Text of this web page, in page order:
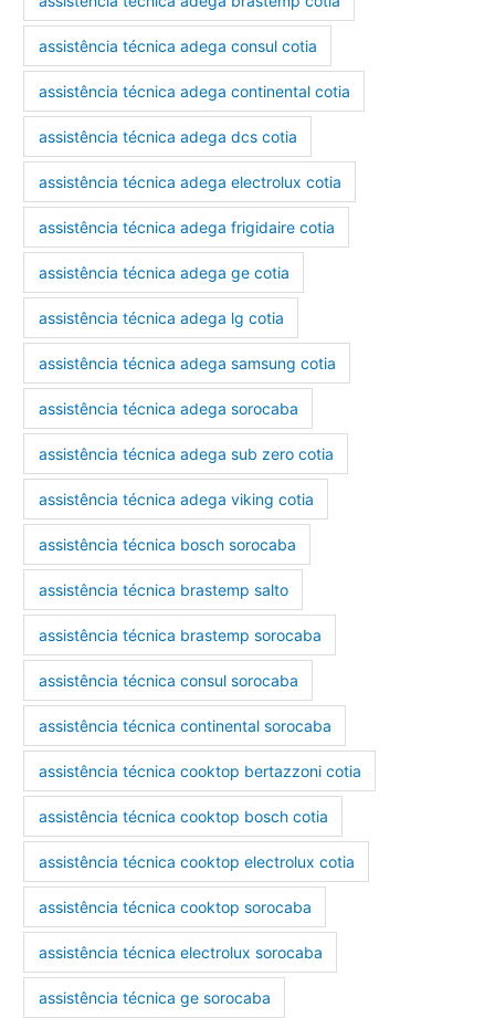
assistência técnica adega consul cotia
assistência técnica adega continental cotia
assistência técnica adega dcs cotia
assistência técnica adega electrolux cotia
assistência técnica adega frigidaire cotia
assistência técnica adega ge cotia
assistência técnica adega lg cotia
assistência técnica adega samsung cotia
assistência técnica adega sorocaba
assistência técnica adega sub zero cotia
assistência técnica adega viking cotia
assistência técnica bosch sorocaba
assistência técnica brastemp salto
assistência técnica brastemp sorocaba
assistência técnica consul sorocaba
assistência técnica continental sorocaba
assistência técnica cooktop bertazzoni cotia
assistência técnica cooktop bosch cotia
assistência técnica cooktop electrolux cotia
assistência técnica cooktop sorocaba
assistência técnica electrolux sorocaba
assistência técnica ge sorocaba